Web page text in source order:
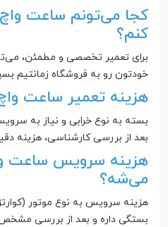
کجا می‌تونم ساعت
کنم؟
خودتون رو به فروشگاه زمانتیم
هزینه تعمیر ساعت
بسته به نوع خرابی و نیاز به
بعد از بررسی کارشناسی، هزینه
هزینه سرویس ساعت
می‌شه؟
هزینه سرویس به نوع موتور
بستگی داره و بعد از بررسی